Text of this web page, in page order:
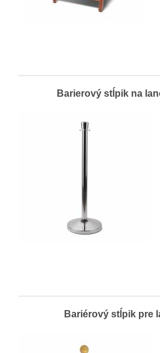
Barierový stĺpik na
Bariérový stĺpik pre